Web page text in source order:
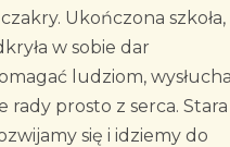
Ukończona szkoła,
w sobie dar
ludziom,
prosto z serca. Stara
się i idziemy do